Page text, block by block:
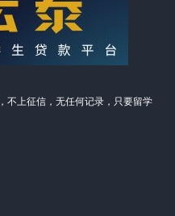
不上征信，无任何记录，只要留学